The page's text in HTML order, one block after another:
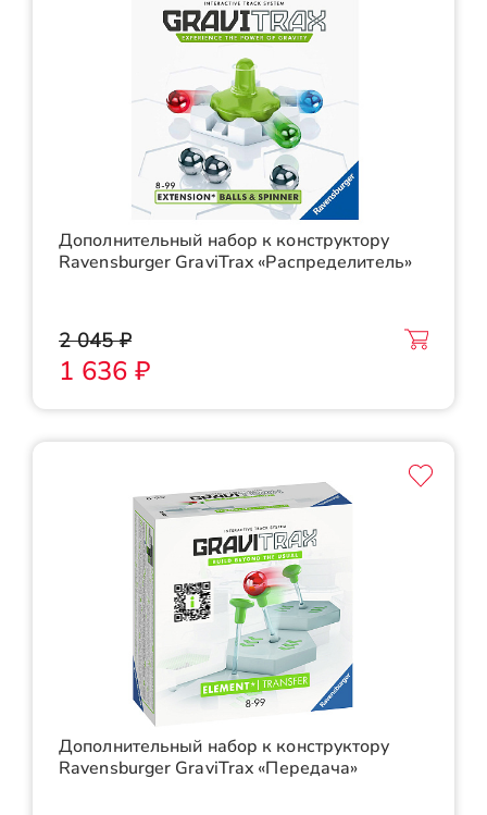
Дополнительный набор к конструктору
Ravensburger GraviTrax «Распределитель»
2 045 ₽
1 636 ₽
Дополнительный набор к конструктору
Ravensburger GraviTrax «Передача»